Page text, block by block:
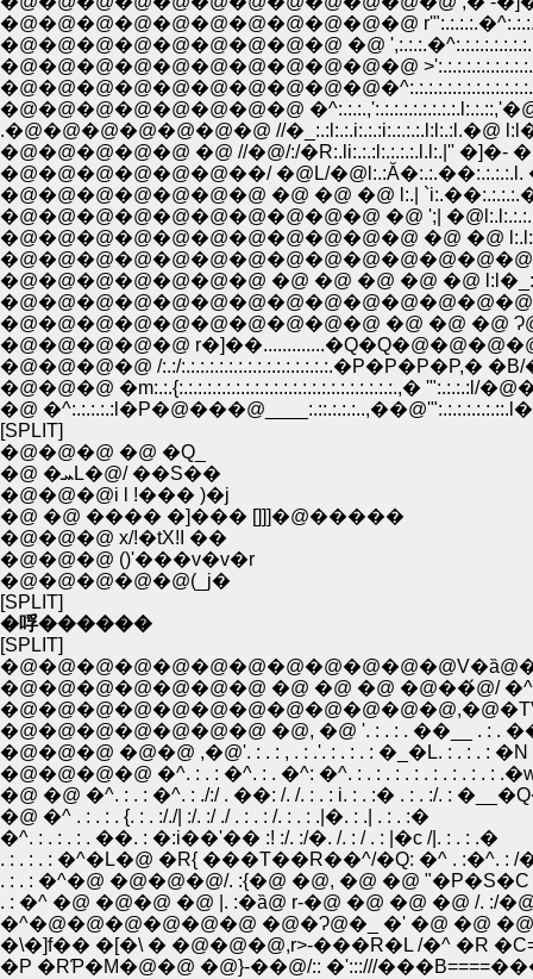
�@�@�@�@�@�@�@�@�@�@�@
�@�@�@�@�@�@�@�@�@ �@
�@�@�@�@�@�@�@�@�@�@�@
�@�@�@�@�@�@�@�@
.�@�@�@�@�@�@�@ //�_:.:l:.:.i:.:.:i:.:.:.:.l:l:.:l.�@
�@�@�@�@�@ �@ //�@/:/�R:.li:.:.:l:.:.:.:.l.l:.|'' �]�-
�@�@�@�@�@�@��/ �@L/�@l:.:Ă�:.:.��:.:.:.:.l.
�@�@�@�@�@�@�@ �@ �@ �@ l:.|
�@�@�@�@�@�@�@�@�@�@ �@ ';|
�@�@�@�@�@�@�@�@�@�@�@ �@ �@
�@�@�@�@�@�@�@�@�@�@�@�@�@�@
�@�@�@�@�@�@�@ �@ �@ �@ �@ �@
�@�@�@�@�@�@�@�@�@�@ �@ �@
�@�@�@�@�@
�@�@�@�@ /:.:/:.:.:.:.:.:.:.:.:.:.:.:.:.:.:.:.�P�P�P�P,�
�@�@�@ �m:.:.{:.:.:.:.:.:.:.:.:.:.:.:.:.:.:.:.:.:.:.:.:.:.:.,� '":.:.:.:l/
�@
[SPLIT]
�@�@�@ �@ �Q_
�@ �ܚL�@/ ��S��
�@�@�@i l !��� )�j
�@ �@ ���� �]��� []]]�@�����
�@�@�@ x/!�tX!I ��
�@�@�@ ()'���v�v�r
�@�@�@�@�@(_j�
[SPLIT]
�哹������
[SPLIT]
�@�@�@�@�@�@�@ �@ �@ �@ �@��́@/
�@�@�@�@�@�@�@ �@, �@ '. : . : . ��__ . : .
�@�@�@ �@�@ ,�@'. : . : , . : .'. : . : . : �_�L. : . : . :
�@�@�@�@ �^. : . : �^. : . �^: �^. : . : . : . : . : . : . : . :
�@ �@ �^. : . : �^. : ./:/ . ��: /. /. : . : i. : . :� . : . :/. :
�@ �^ . : . : . {. : . :/./| :/. :/ ./ . : . : /. : . : .|�. : .| . : . :�
�^. : . : . : . ��. : �:i��'�� :! :/. :/�. /. : / . : |�c /|. : . : .�
. : . : . : �^�L�@ �R{ ���T��R��^/�Q: �^ . :�^. : /
. : . : �^�@ �@�@�@/. :{�@ �@, �@ �@ "�P�S�C
. : �^ �@ �@�@ �@ |. :�ȁ@ r-�@ �@ �@ �@ /. :/
�^�@�@�@�@�@�@ �@�Ɂ@�_ �' �@ �@
�\�]f�� �[�\ � �@�@�@,r>-���R�L /�^ �R
�P �RƤ�M�@�@ �@}-��@/:: �':::///